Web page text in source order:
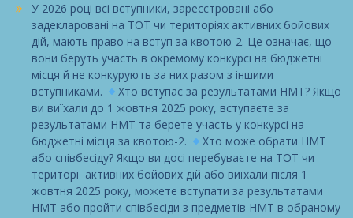
У 2026 році всі вступники, зареєстровані або
задекларовані на ТОТ чи територіях активних бойових
дій, мають право на вступ за квотою-2. Це означає, що
вони беруть участь в окремому конкурсі на бюджетні
місця й не конкурують за них разом з іншими
вступниками.
Хто вступає за результатами НМТ? Якщо
ви виїхали до 1 жовтня 2025 року, вступаєте за
результатами НМТ та берете участь у конкурсі на
бюджетні місця за квотою-2.
Хто може обрати НМТ
або співбесіду? Якщо ви досі перебуваєте на ТОТ чи
території активних бойових дій або виїхали після 1
жовтня 2025 року, можете вступати за результатами
НМТ або пройти співбесіди з предметів НМТ в обраному